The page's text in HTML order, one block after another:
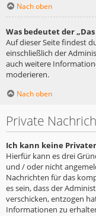
Nach oben
Was bedeutet der
Auf dieser Seite findest
einschließlich der
auch weitere
moderieren.
Nach oben
Private
Ich kann keine
Hierfür kann es drei
und / oder nicht
Nachrichten für das
es sein, dass der
verschicken, entzogen
Informationen zu